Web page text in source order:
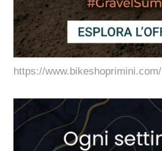
https://www.bikeshoprimini.com/